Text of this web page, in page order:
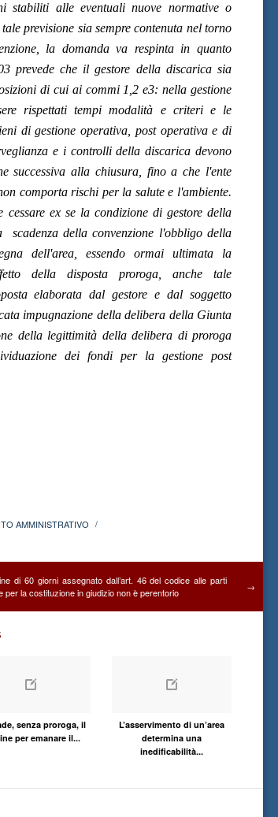
stabiliti alle eventuali nuove normative o
previsione sia sempre contenuta nel torno
la domanda va respinta in quanto
prevede che il gestore della discarica sia
di cui ai commi 1,2 e3: nella gestione
rispettati tempi modalità e criteri e le
di gestione operativa, post operativa e di
e i controlli della discarica devono
successiva alla chiusura, fino a che l'ente
comporta rischi per la salute e l'ambiente.
ex se la condizione di gestore della
della convenzione l'obbligo della
dell'area, essendo ormai ultimata la
della disposta proroga, anche tale
elaborata dal gestore e dal soggetto
impugnazione della delibera della Giunta
della legittimità della delibera di proroga
dei fondi per la gestione post
AMMINISTRATIVO /
di 60 giorni assegnato dall’art. 46 del codice alle parti
per la costituzione in giudizio non è perentorio
→
senza proroga, il
per emanare il...
L’asservimento di un’area
determina una
inedificabilità...